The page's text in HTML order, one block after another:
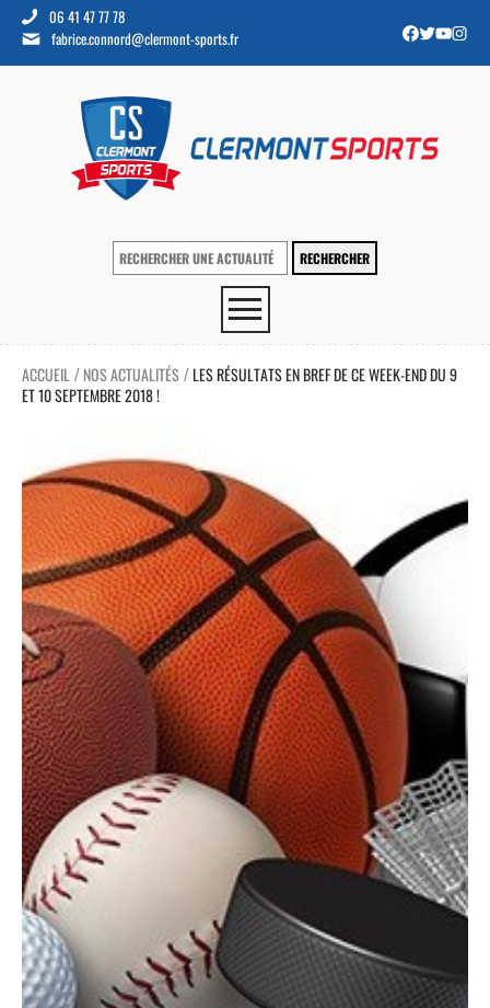
06 41 47 77 78
fabrice.connord@clermont-sports.fr
ACCUEIL / NOS ACTUALITÉS /LES RÉSULTATS EN BREF DE CE WEEK-END DU 9
ET 10 SEPTEMBRE 2018 !